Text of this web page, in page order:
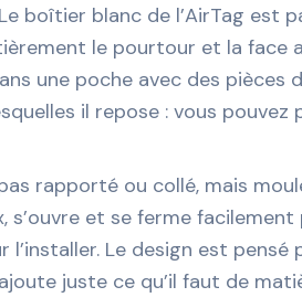
boîtier blanc de l’AirTag est
le pourtour et la
une poche avec des pièces
il repose : vous
rapporté ou collé, mais
s’ouvre et se ferme
Le design est
juste ce qu’il faut de